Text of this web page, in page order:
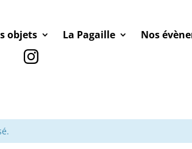
objets La Pagaille Nos